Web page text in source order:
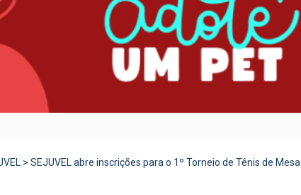
> SEJUVEL abre inscrições para o 1º Torneio de Tênis de Mesa